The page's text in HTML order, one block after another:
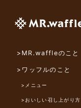
>MR.waffleのこと
>ワッフルのこと
>メニュー
>おいしい召し上がり方